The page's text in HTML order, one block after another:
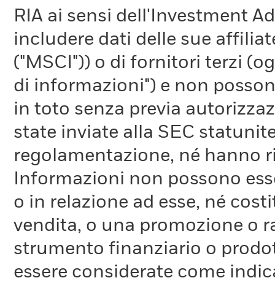
RIA ai sensi dell'Investment
includere dati delle sue
("MSCI")) o di fornitori terzi
di informazioni") e non
in toto senza previa
state inviate alla SEC
regolamentazione, né hanno
Informazioni non possono
o in relazione ad esse, né
vendita, o una promozione o
strumento finanziario o
essere considerate come